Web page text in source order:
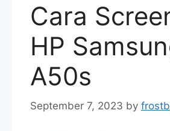
Cara
HP
A50s
September 7, 2023 by